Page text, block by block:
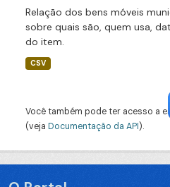
Relação dos bens móveis
sobre quais são, quem usa,
do item.
CSV
Você também pode ter acesso a
(veja Documentação da API).